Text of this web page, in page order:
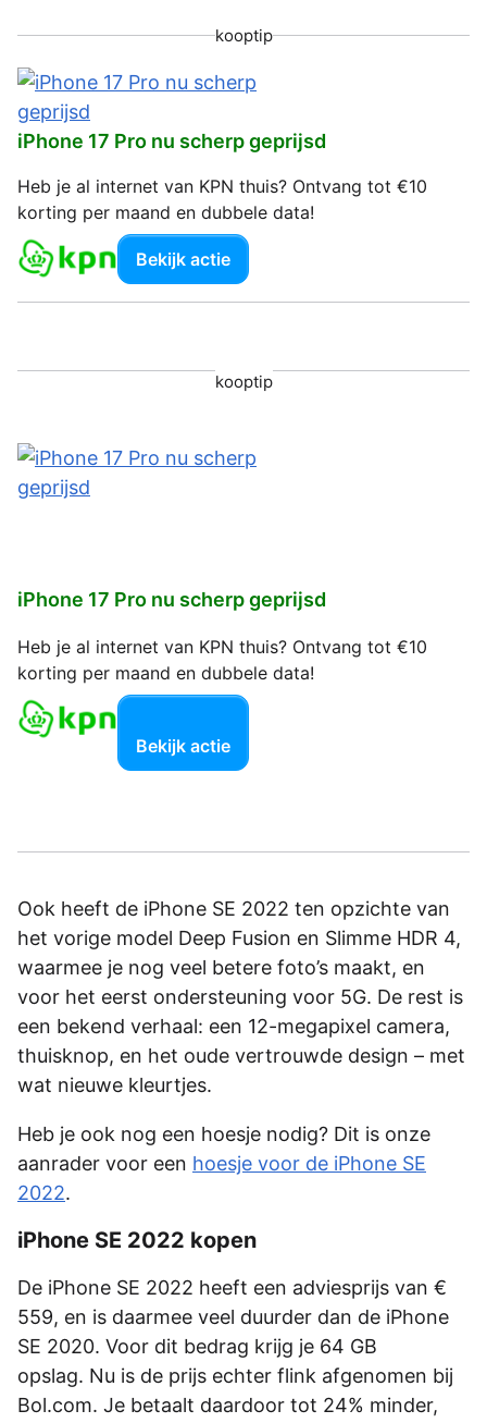
kooptip
iPhone 17 Pro nu scherp geprijsd
Heb je al internet van KPN thuis? Ontvang tot €10
korting per maand en dubbele data!
Bekijk actie
kooptip
iPhone 17 Pro nu scherp geprijsd
Heb je al internet van KPN thuis? Ontvang tot €10
korting per maand en dubbele data!
Bekijk actie
Ook heeft de iPhone SE 2022 ten opzichte van
het vorige model Deep Fusion en Slimme HDR 4,
waarmee je nog veel betere foto’s maakt, en
voor het eerst ondersteuning voor 5G. De rest is
een bekend verhaal: een 12-megapixel camera,
thuisknop, en het oude vertrouwde design – met
wat nieuwe kleurtjes.
Heb je ook nog een hoesje nodig? Dit is onze
aanrader voor een hoesje voor de iPhone SE
2022.
iPhone SE 2022 kopen
De iPhone SE 2022 heeft een adviesprijs van €
559, en is daarmee veel duurder dan de iPhone
SE 2020. Voor dit bedrag krijg je 64 GB
opslag. Nu is de prijs echter flink afgenomen bij
Bol.com. Je betaalt daardoor tot 24% minder,